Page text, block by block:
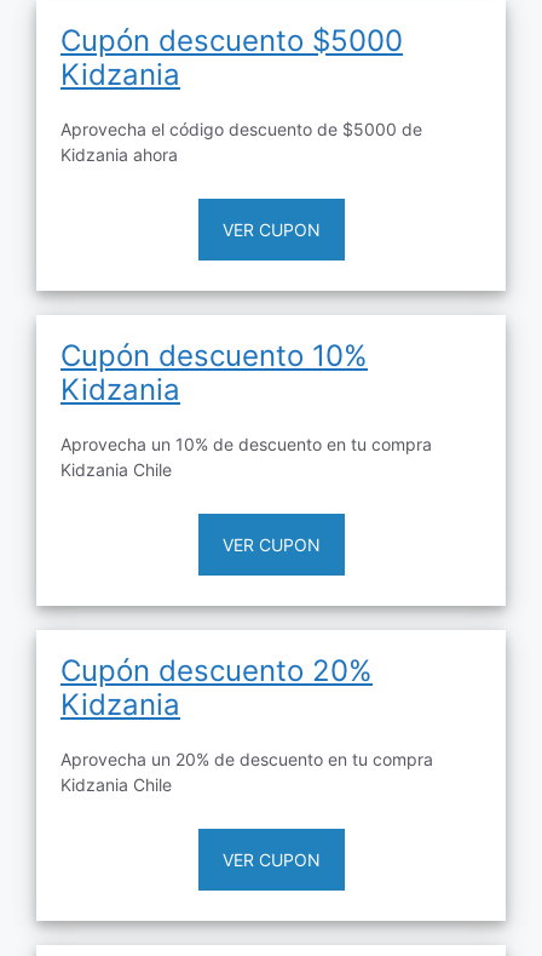
Cupón descuento $5000
Kidzania
Aprovecha el código descuento de $5000 de
Kidzania ahora
VER CUPON
Cupón descuento 10%
Kidzania
Aprovecha un 10% de descuento en tu compra
Kidzania Chile
VER CUPON
Cupón descuento 20%
Kidzania
Aprovecha un 20% de descuento en tu compra
Kidzania Chile
VER CUPON